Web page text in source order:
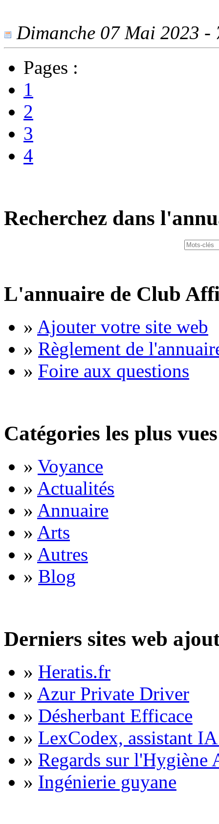
Dimanche 07 Mai 2023 -
Pages :
1
2
3
4
Recherchez dans
L'annuaire de Club
» Ajouter votre site web
» Règlement de
» Foire aux questions
Catégories les plus vues
» Voyance
» Actualités
» Annuaire
» Arts
» Autres
» Blog
Derniers sites web
» Heratis.fr
» Azur Private Driver
» Désherbant Efficace
» LexCodex, assistant
» Regards sur l'Hygiène
» Ingénierie guyane